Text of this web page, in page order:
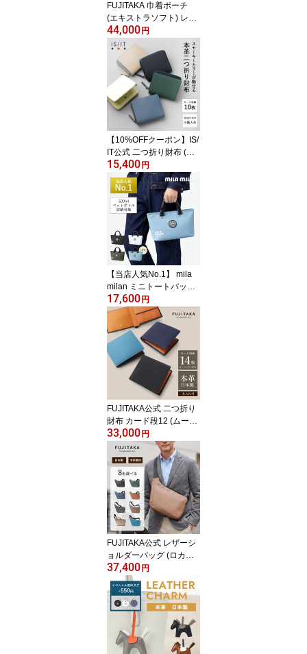
FUJITAKA 巾着ポーチ
(エキストラソフト) レザ
ー 本革 牛革 革 エコレザ
ー 小さい鞄 ミニ メンズ
カジュアル エコマーク
メンズ 男性 セカンドバ
ッグ ポーチ フォーマル
カジュアル おでかけ お
出かけ ミニ 小さい サブ
バッグ ミニトート カラ
ー 軽量 軽い
44,000 円
【10%OFFクーポン】IS/
IT公式 二つ折り財布 (ノ
ボII) No.972624 革 本革
牛革 レザー 上品 大人 ユ
ニセックス 小銭入れ付き
ミニマル レザー二つ折り
財布 ギフト レディース
メンズ 男性 革財布 2つ折
り 折り財布 メンズ財布
コンパクト 小銭入れ 仕
事 メンズ財布2つ折り
15,400 円
【当店人気No.1】 mila
milan ミニトートバッグ
(ベスパ) No.245511 ファ
スナー付き コンパクト
小さめ カジュアル ゴル
フ スポーツ 旅行 アウト
ドア メンズ ファスナー
付きトートバッグ ミニ
男性 ビジネストート メ
ンズトート 通勤 仕事 出
張 ビジネス お出かけ 通
学 自立
17,600 円
FUJITAKA公式 二つ折り
財布 カード段12 (ムース
小物) No.646637 革 本革
牛革 レザー 日本製 カー
フ ギフト 父の日 クリス
マス 天赦日 開運 メンズ
男性 革財布 2つ折り 折り
財布 メンズ財布 コンパ
クト 小銭入れ 仕事 ウォ
レット サイフ イニシャ
ル刻印 名入れ
33,000 円
FUJITAKA公式 レザーシ
ョルダーバッグ (ロカス)
No.672106 革 本革 牛革
レザー 肩掛け コンパク
ト ギフト 誕生日 日本製
軽量 斜め掛け 斜めがけ
肩がけ 縦型 メンズ 男性
カジュアル ショルダー
メッセンジャーバッグ 旅
37,400 円